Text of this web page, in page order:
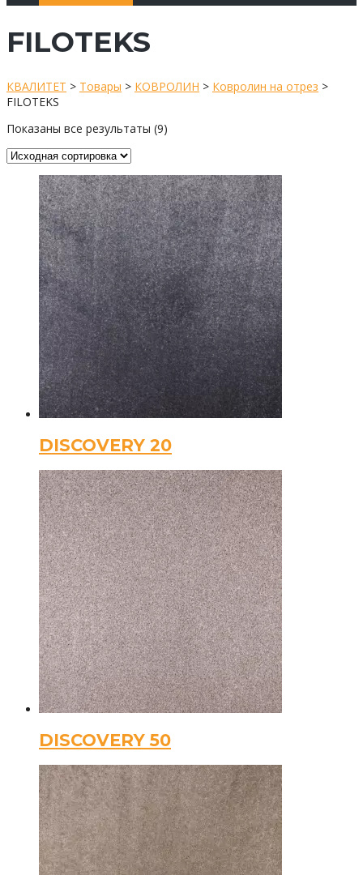
FILOTEKS
КВАЛИТЕТ > Товары > КОВРОЛИН > Ковролин на отрез >
FILOTEKS
Показаны все результаты (9)
DISCOVERY 20
DISCOVERY 50